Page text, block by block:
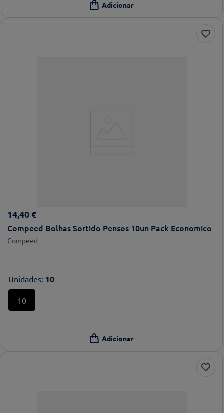
14,40 €
Compeed Bolhas Sortido Pensos 10un Pack Economico
Compeed
Unidades: 10
10